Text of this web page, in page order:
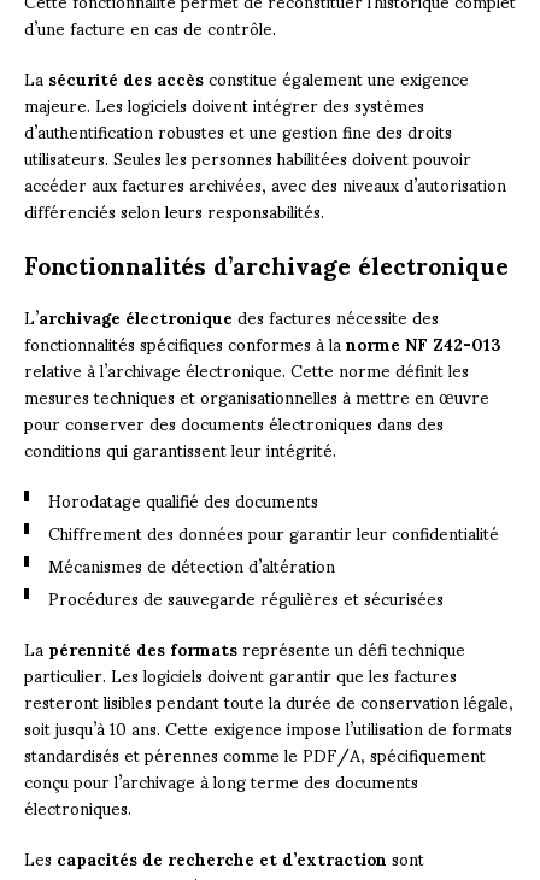
d’une facture en cas de contrôle.
Lasécurité des accèsconstitue également une exigence
majeure. Les logiciels doivent intégrer des systèmes
d’authentification robustes et une gestion fine des droits
utilisateurs. Seules les personnes habilitées doivent pouvoir
accéder aux factures archivées, avec des niveaux d’autorisation
différenciés selon leurs responsabilités.
Fonctionnalités d’archivage électronique
L’archivage électroniquedes factures nécessite des
fonctionnalités spécifiques conformes à lanorme NF Z42-013
relative à l’archivage électronique. Cette norme définit les
mesures techniques et organisationnelles à mettre en œuvre
pour conserver des documents électroniques dans des
conditions qui garantissent leur intégrité.
Horodatage qualifié des documents
Chiffrement des données pour garantir leur confidentialité
Mécanismes de détection d’altération
Procédures de sauvegarde régulières et sécurisées
Lapérennité des formatsreprésente un défi technique
particulier. Les logiciels doivent garantir que les factures
resteront lisibles pendant toute la durée de conservation légale,
soit jusqu’à 10 ans. Cette exigence impose l’utilisation de formats
standardisés et pérennes comme le PDF/A, spécifiquement
conçu pour l’archivage à long terme des documents
électroniques.
Lescapacités de recherche et d’extractionsont